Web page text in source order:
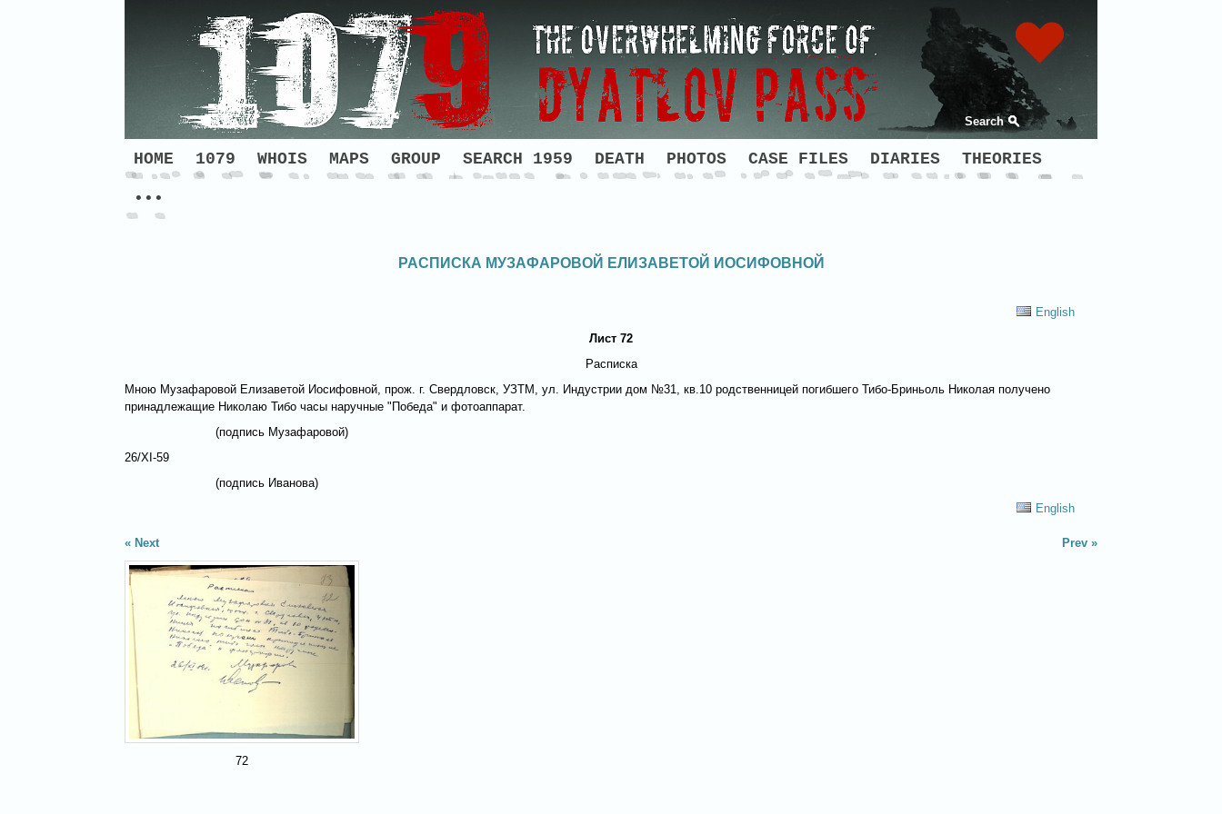
Search
HOME 1079 WHOIS MAPS GROUP SEARCH 1959 DEATH PHOTOS CASE FILES DIARIES THEORIES
•••
РАСПИСКА МУЗАФАРОВОЙ ЕЛИЗАВЕТОЙ ИОСИФОВНОЙ
English
Лист 72
Расписка
Мною Музафаровой Елизаветой Иосифовной, прож. г. Свердловск, УЗТМ, ул. Индустрии дом №31, кв.10 родственницей погибшего Тибо-Бриньоль Николая получено
принадлежащие Николаю Тибо часы наручные "Победа" и фотоаппарат.
(подпись Музафаровой)
26/XI-59
(подпись Иванова)
English
Next Prev
72